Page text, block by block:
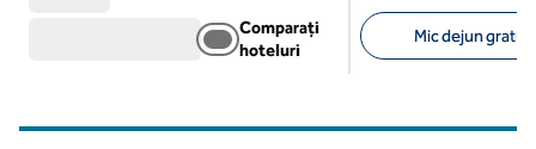
Comparați
hoteluri
Mic dejun gratuit